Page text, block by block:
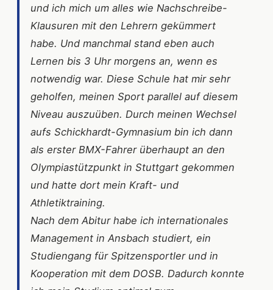
und ich mich um alles wie Nachschreibe-
Klausuren mit den Lehrern gekümmert
habe. Und manchmal stand eben auch
Lernen bis 3 Uhr morgens an, wenn es
notwendig war. Diese Schule hat mir sehr
geholfen, meinen Sport parallel auf diesem
Niveau auszuüben. Durch meinen Wechsel
aufs Schickhardt-Gymnasium bin ich dann
als erster BMX-Fahrer überhaupt an den
Olympiastützpunkt in Stuttgart gekommen
und hatte dort mein Kraft- und
Athletiktraining.
Nach dem Abitur habe ich internationales
Management in Ansbach studiert, ein
Studiengang für Spitzensportler und in
Kooperation mit dem DOSB. Dadurch konnte